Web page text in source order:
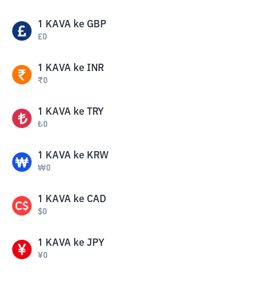
1 KAVA ke GBP
£0
1 KAVA ke INR
₹0
1 KAVA ke TRY
₺0
1 KAVA ke KRW
₩0
1 KAVA ke CAD
$0
1 KAVA ke JPY
¥0